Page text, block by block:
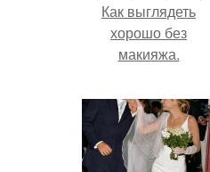
Как выглядеть
хорошо без
макияжа.